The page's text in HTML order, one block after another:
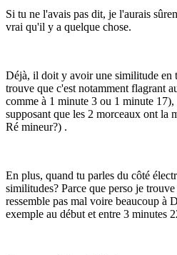
Si tu ne l'avais pas dit, je l'aurais
vrai qu'il y a quelque chose.
Déjà, il doit y avoir une similitude en
trouve que c'est notamment flagrant
comme à 1 minute 3 ou 1 minute
supposant que les 2 morceaux ont la
Ré mineur?) .
En plus, quand tu parles du côté
similitudes? Parce que perso je
ressemble pas mal voire beaucoup à
exemple au début et entre 3 minutes